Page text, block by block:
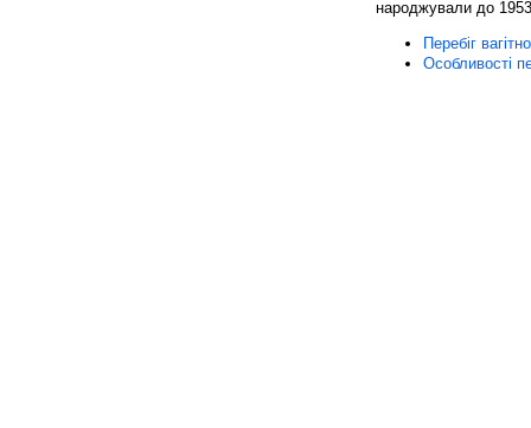
народжували до
Перебіг
Особливості